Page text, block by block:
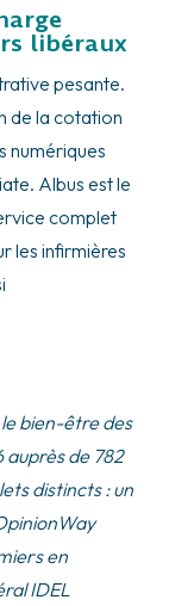
libéraux
pesante.
de la cotation
numériques
Albus est le
complet
les infirmières
bien-être des
de 782
distincts : un
en
IDEL